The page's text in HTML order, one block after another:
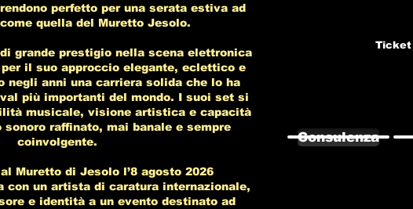
perfetto per una serata estiva ad
quella del Muretto Jesolo.
grande prestigio nella scena elettronica
il suo approccio elegante, eclettico e
negli anni una carriera solida che lo ha
più importanti del mondo. I suoi set si
musicale, visione artistica e capacità
raffinato, mai banale e sempre
coinvolgente.
Muretto di Jesolo l’8 agosto 2026
con un artista di caratura internazionale,
e identità a un evento destinato ad
Ticket
Consulenza